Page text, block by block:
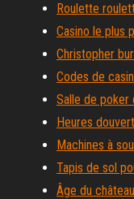
Roulette
Casino le plus
Christopher
Codes de
Salle de poker
Heures
Machines à
Tapis de sol
Âge du